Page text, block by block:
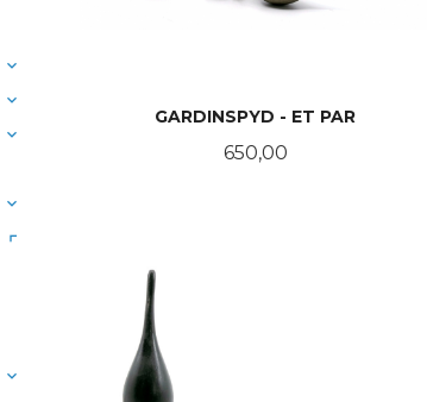
GARDINSPYD - ET PAR
Pris
650,00